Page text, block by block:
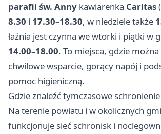
parafii św. Anny kawiarenka Caritas
8.30 i 17.30–18.30, w niedziele także
łaźnia jest czynna we wtorki i piątki w
14.00–18.00. To miejsca, gdzie
chwilowe wsparcie, gorący napój i
pomoc higieniczną.
Gdzie znaleźć tymczasowe
Na terenie powiatu i w okolicznych
funkcjonuje sieć schronisk i